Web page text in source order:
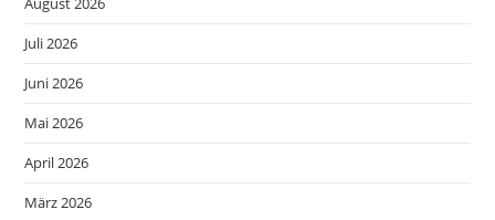
Juli 2026
Juni 2026
Mai 2026
April 2026
März 2026